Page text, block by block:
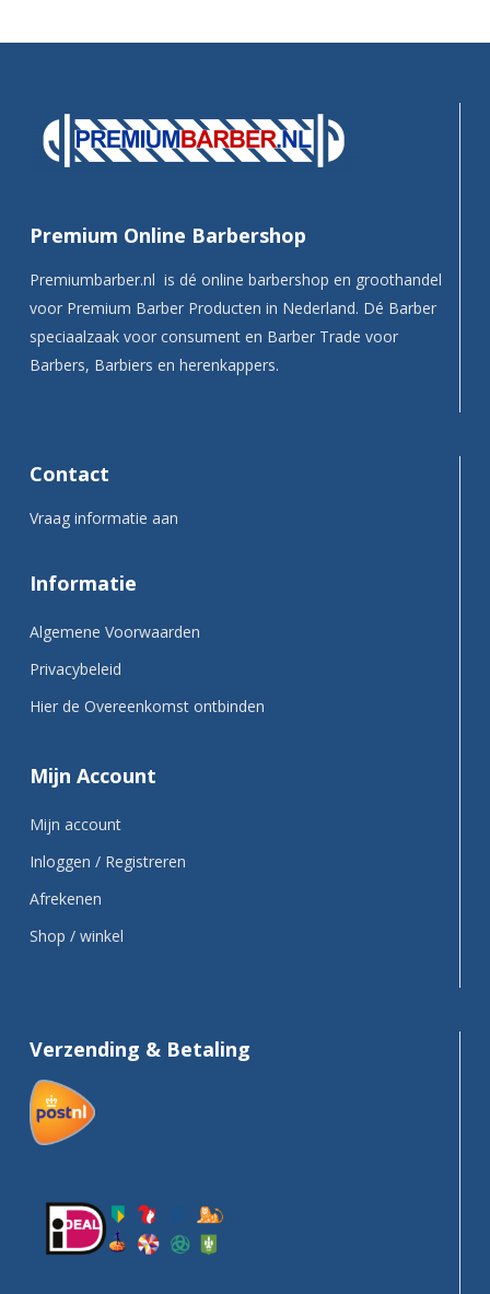
Premium Online Barbershop
Premiumbarber.nl is dé online barbershop en groothandel
voor Premium Barber Producten in Nederland. Dé Barber
speciaalzaak voor consument en Barber Trade voor
Barbers, Barbiers en herenkappers.
Contact
Vraag informatie aan
Informatie
Algemene Voorwaarden
Privacybeleid
Hier de Overeenkomst ontbinden
Mijn Account
Mijn account
Inloggen / Registreren
Afrekenen
Shop / winkel
Verzending & Betaling